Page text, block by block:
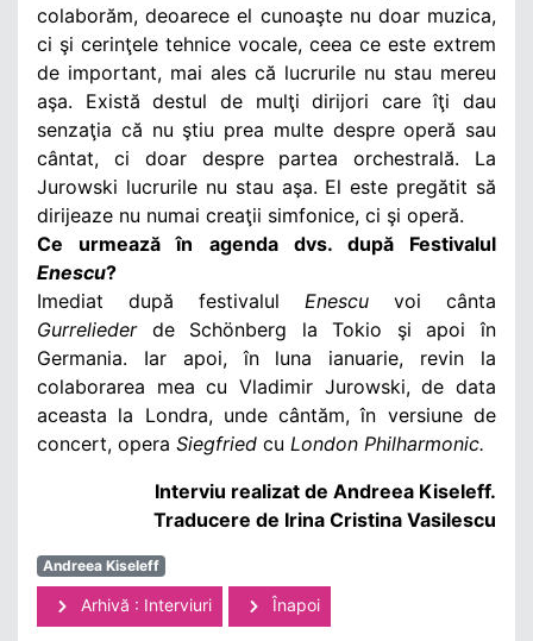
colaborăm, deoarece el cunoaşte nu doar muzica,
ci şi cerinţele tehnice vocale, ceea ce este extrem
de important, mai ales că lucrurile nu stau mereu
aşa. Există destul de mulţi dirijori care îţi dau
senzaţia că nu ştiu prea multe despre operă sau
cântat, ci doar despre partea orchestrală. La
Jurowski lucrurile nu stau aşa. El este pregătit să
dirijeaze nu numai creaţii simfonice, ci şi operă.
Ce urmează în agenda dvs. după Festivalul
Enescu?
Imediat după festivalul Enescu voi cânta
Gurreliederde Schönberg la Tokio şi apoi în
Germania. Iar apoi, în luna ianuarie, revin la
colaborarea mea cu Vladimir Jurowski, de data
aceasta la Londra, unde cântăm, în versiune de
concert, opera Siegfried cu London Philharmonic.
Interviu realizat de Andreea Kiseleff.
Traducere de Irina Cristina Vasilescu
Andreea Kiseleff
Arhivă : Interviuri Înapoi